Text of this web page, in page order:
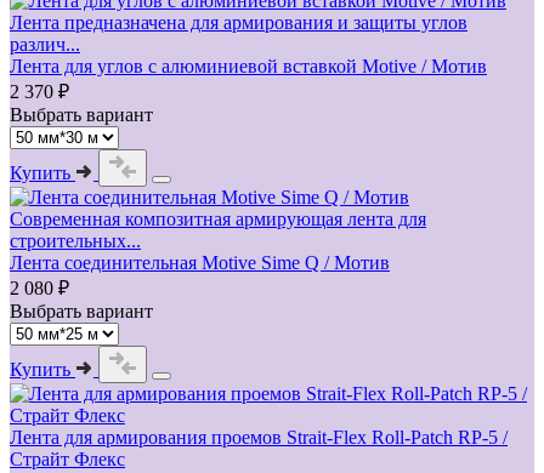
Лента предназначена для армирования и защиты углов
различ...
Лента для углов с алюминиевой вставкой Motive / Мотив
2 370 ₽
Выбрать вариант
Купить
Современная композитная армирующая лента для
строительных...
Лента соединительная Motive Sime Q / Мотив
2 080 ₽
Выбрать вариант
Купить
Лента для армирования проемов Strait-Flex Roll-Patch RP-5 /
Страйт Флекс